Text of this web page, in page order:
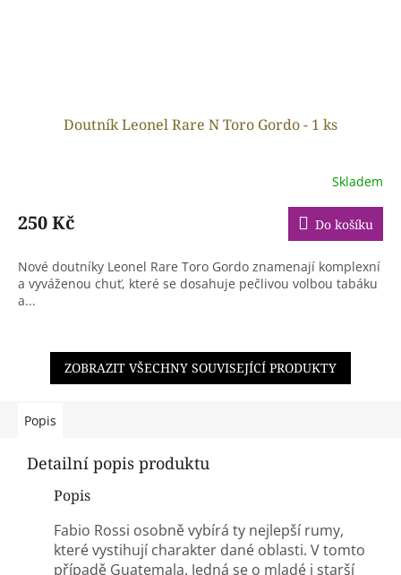
Doutník Leonel Rare N Toro Gordo - 1 ks
Skladem
250 Kč Do košíku
Nové doutníky Leonel Rare Toro Gordo znamenají komplexní
a vyváženou chuť, které se dosahuje pečlivou volbou tabáku
a...
ZOBRAZIT VŠECHNY SOUVISEJÍCÍ PRODUKTY
Popis
Detailní popis produktu
Popis
Fabio Rossi osobně vybírá ty nejlepší rumy,
které vystihují charakter dané oblasti. V tomto
případě Guatemala. Jedná se o mladé i starší